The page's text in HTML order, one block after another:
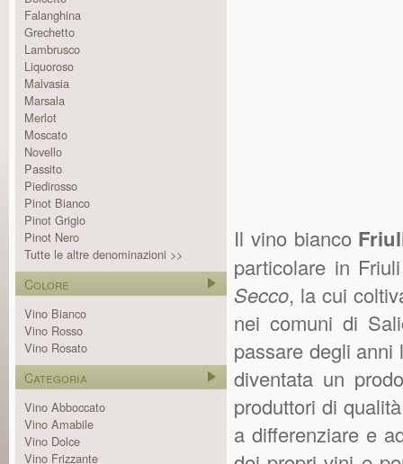
Falanghina
Grechetto
Lambrusco
Liquoroso
Malvasia
Marsala
Merlot
Moscato
Novello
Passito
Piedirosso
Pinot Bianco
Pinot Grigio
Pinot Nero
Tutte le altre denominazioni >>
Colore
Vino Bianco
Vino Rosso
Vino Rosato
Categoria
Vino Abboccato
Vino Amabile
Vino Dolce
Vino Frizzante
Il vino bianco
particolare in
Secco, la cui
nei comuni di
passare degli
diventata un
produttori di
a differenziare e